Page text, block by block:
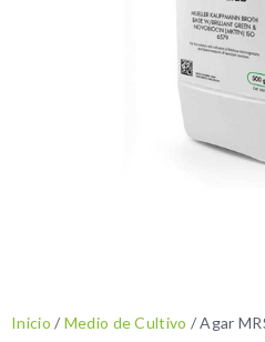
Inicio / Medio de Cultivo / Agar